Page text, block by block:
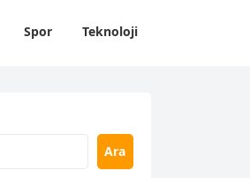
Spor Teknoloji
Ara